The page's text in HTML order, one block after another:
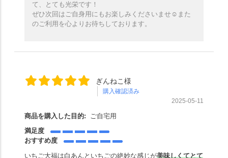
て、とても光栄です！
ぜひ次回はご自身用にもお楽しみくださいませ☺️また
のご利用を心よりお待ちしております。
ぎんねこ様
購入確認済み
2025-05-11
商品を購入した目的:
ご自宅用
満足度
おすすめ度
いちご大福は白あんといちごの絶妙な感じが美味しくてとて